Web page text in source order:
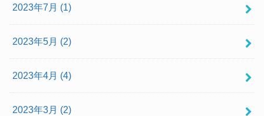
2023年7月 (1)
2023年5月 (2)
2023年4月 (4)
2023年3月 (2)